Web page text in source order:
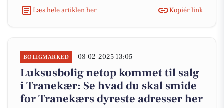
Læs hele artiklen her
Kopiér link
BOLIGMARKED 08-02-2025 13:05
Luksusbolig netop kommet til salg
i Tranekær: Se hvad du skal smide
for Tranekærs dyreste adresser her